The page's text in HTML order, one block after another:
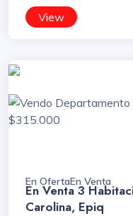
View
En OfertaEn Venta
En Venta 3
Carolina, Epiq